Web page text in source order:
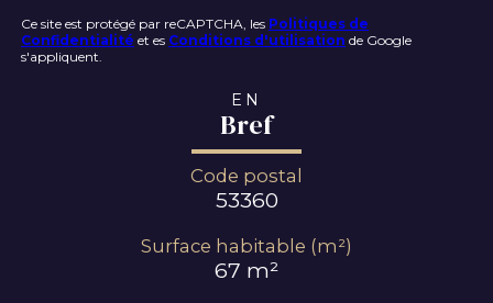
Ce site est protégé par reCAPTCHA, les Politiques de
Confidentialité et es Conditions d'utilisation de Google
s'appliquent.
EN
Bref
Code postal
53360
Surface habitable (m²)
67 m²